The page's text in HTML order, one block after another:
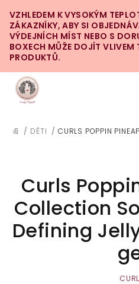
na
obsah
VZHLEDEM K VYSOKÝM
ZÁKAZNÍKY, ABY SI
VÝDEJNÍCH MÍST NEBO S
BOXECH MŮŽE DOJÍT VLIVEM
PRODUKTŮ.
DOMŮ
/ DĚTI / CURLS POPPIN
Curls
Collection
Defining